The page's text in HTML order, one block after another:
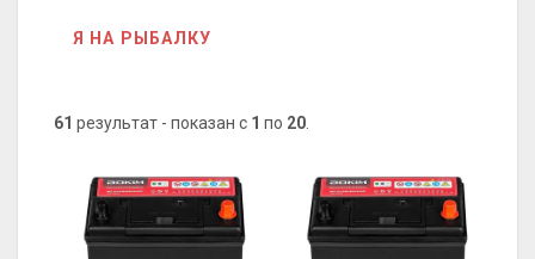
Я НА РЫБАЛКУ
61 результат - показан с 1 по 20